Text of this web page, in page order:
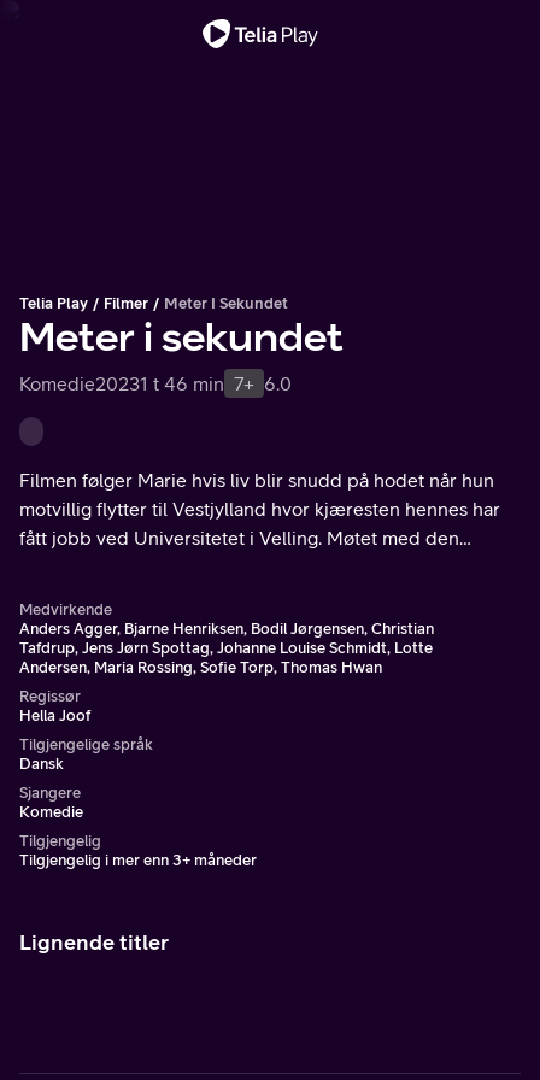
Telia Play Filmer Meter I Sekundet
Meter i sekundet
Komedie20231 t 46 min 7+ 6.0
Filmen følger Marie hvis liv blir snudd på hodet når hun
motvillig flytter til Vestjylland hvor kjæresten hennes har
fått jobb ved Universitetet i Velling. Møtet med den
Medvirkende
Anders Agger, Bjarne Henriksen, Bodil Jørgensen, Christian
Tafdrup, Jens Jørn Spottag, Johanne Louise Schmidt, Lotte
Andersen, Maria Rossing, Sofie Torp, Thomas Hwan
Regissør
Hella Joof
Tilgjengelige språk
Dansk
Sjangere
Komedie
Tilgjengelig
Tilgjengelig i mer enn 3+ måneder
Lignende titler